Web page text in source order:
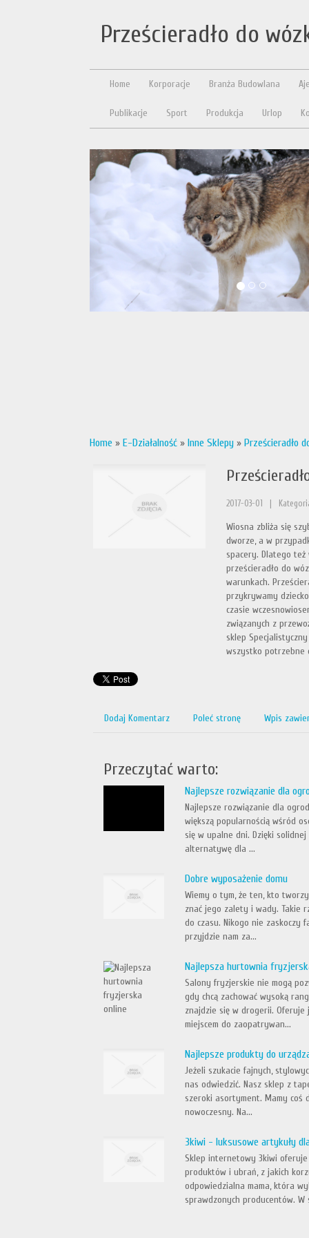
Prześcieradło do
Home Korporacje Branża Budowlana
Publikacje Sport Produkcja Urlop
Home » E-Działalność » Inne Sklepy » Prześcieradło
2017-03-01
Wiosna zbliża się
dworze, a w
spacery. Dlatego
prześcieradło do
warunkach.
przykrywamy
czasie
związanych z
sklep
wszystko potrzebne
Dodaj Komentarz Poleć stronę Wpis
Przeczytać warto:
Najlepsze rozwiązanie dla
Najlepsze rozwiązanie dla
większą popularnością wśród
się w upalne dni. Dzięki
alternatywę dla ...
Dobre wyposażenie domu
Wiemy o tym, że ten, kto
znać jego zalety i wady. Takie
do czasu. Nikogo nie zaskoczy
przyjdzie nam za...
Najlepsza hurtownia
Salony fryzjerskie nie mogą
gdy chcą zachować wysoką
znajdzie się w drogerii.
miejscem do zaopatrywan...
Najlepsze produkty do
Jeżeli szukacie fajnych,
nas odwiedzić. Nasz sklep z
szeroki asortyment. Mamy coś
nowoczesny. Na...
3kiwi - luksusowe artykuły
Sklep internetowy 3kiwi
produktów i ubrań, z jakich
odpowiedzialna mama, która
sprawdzonych producentów.